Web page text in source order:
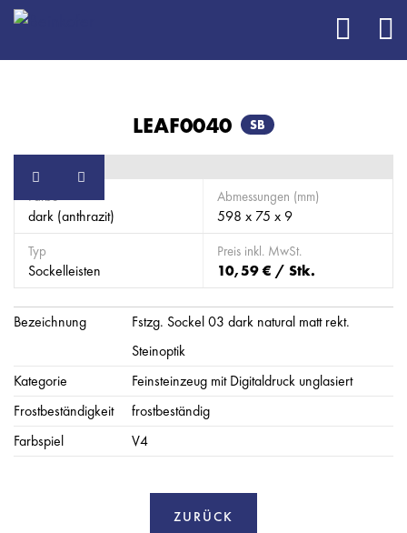
LEAF0040 SB
Farbe
dark (anthrazit)
Abmessungen (mm)
598 x 75 x 9
Typ
Sockelleisten
Preis inkl. MwSt.
10,59 € / Stk.
Bezeichnung
Fstzg. Sockel 03 dark natural matt rekt.
Steinoptik
Kategorie
Feinsteinzeug mit Digitaldruck unglasiert
Frostbeständigkeit
frostbeständig
Farbspiel
V4
ZURÜCK